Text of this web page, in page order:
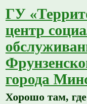
ГУ
центр
города
Хорошо там,